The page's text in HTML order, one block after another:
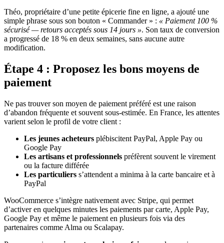
Théo, propriétaire d’une petite épicerie fine en ligne, a ajouté une
simple phrase sous son bouton « Commander » : « Paiement 100 %
sécurisé — retours acceptés sous 14 jours ». Son taux de conversion
a progressé de 18 % en deux semaines, sans aucune autre
modification.
Étape 4 : Proposez les bons moyens de
paiement
Ne pas trouver son moyen de paiement préféré est une raison
d’abandon fréquente et souvent sous-estimée. En France, les attentes
varient selon le profil de votre client :
Les jeunes acheteurs plébiscitent PayPal, Apple Pay ou
Google Pay
Les artisans et professionnels préfèrent souvent le virement
ou la facture différée
Les particuliers s’attendent a minima à la carte bancaire et à
PayPal
WooCommerce s’intègre nativement avec Stripe, qui permet
d’activer en quelques minutes les paiements par carte, Apple Pay,
Google Pay et même le paiement en plusieurs fois via des
partenaires comme Alma ou Scalapay.